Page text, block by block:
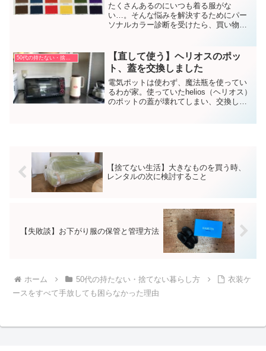
たくさんあるのにいつも着る服がな
い…。そんな悩みを解決するためにパー
ソナルカラー診断を受けたら、買い物が
【直して使う】ヘリオスのポッ
ト、蓋を交換しました
電気ポットは使わず、魔法瓶を使ってい
るわが家。使っていたhelios（ヘリオス）
のポットの蓋が壊れてしまい、交換した
【捨てない生活】大きなものを買う時、
レンタルの次に検討すること
【失敗談】お下がり服の保管と管理方法
ホーム 50代の持たない・捨てない暮らし方
衣装ケ
ースをすべて手放しても困らなかった理由